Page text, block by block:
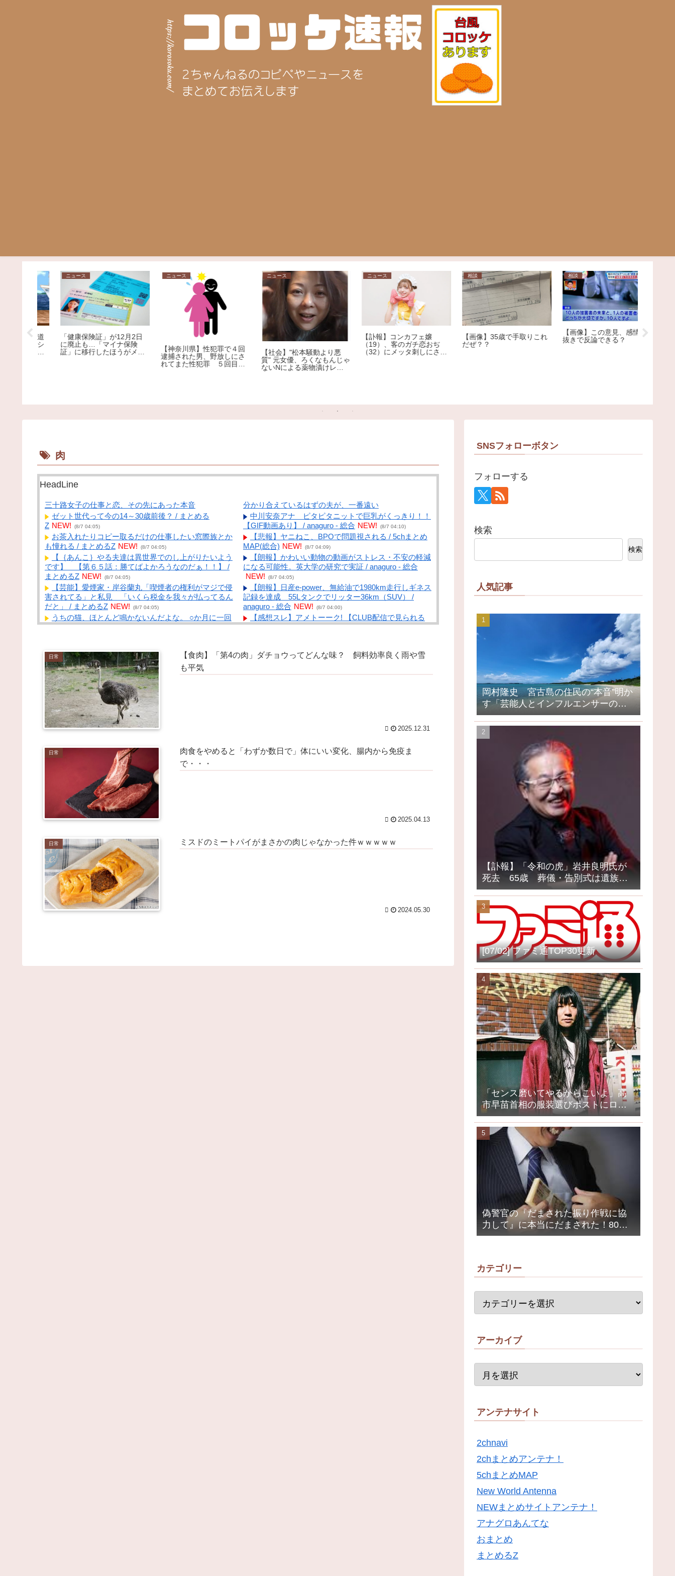
ニュース
【神奈川県】性犯罪で４回
逮捕された男、野放しにさ
ニュース
【社会】"松本騒動より悪
質" 元女優、ろくなもんじゃ
ないNによる薬物漬けレイ
ニュース
【訃報】コンカフェ嬢
（19）、客のガチ恋おぢ
（32）にメッタ刺しにされ
死亡
【画像】35歳で手取りこれ
だぜ？？
【画像】この意見、感情論
抜きで反論できる？
問題
「日本には二度と来たくな
男が確実
肉
HeadLine
三十路女子の仕事と恋、その先にあった本音
ゼット世代って今の14～30歳前後？ / まとめる
Z NEW! (8/7 04:05)
お茶入れたりコピー取るだけの仕事したい窓際族とか
も憧れる / まとめるZ NEW! (8/7 04:05)
【｛あんこ｝やる夫達は異世界でのし上がりたいよう
です】 【第６５話：勝てばよかろうなのだぁ！！】 /
まとめるZ NEW! (8/7 04:05)
【芸能】愛煙家・岸谷蘭丸「喫煙者の権利がマジで侵
害されてる」と私見 「いくら税金を我々が払ってるん
だと」 / まとめるZ NEW! (8/7 04:05)
うちの猫、ほとんど鳴かないんだよな。 ○か月に一回
くらいかな【再】 / まとめるZ NEW!
【画像】小倉ゆうかさん、グラビア電撃復帰で水着撮
影ｗｗｗｗｗｗ / NEWまとめサイトアンテナ！
(8/7 03:40)
【洋画】出演者を2名だけ挙げて何の映画が当てるト
ピ / NEWまとめサイトアンテナ！
【悲報】イオン、大行列ができる…一体何が起きてる
んだ？ｗｗｗｗ / NEWまとめサイトアンテナ！
(8/7 03:35)
遺症、ついに明かされ始める････！！ / NEWまとめサ
イトアンテナ！
NEW! (8/7 03:35)
陰謀論者と話せるようになるキーワード辞典つくろう
→ / VIP・ネタ・オールジャンル – New World
NEW! (8/7 03:27)
【画像】本田望結の妹、本田望結より実ってしまう /
2chまとめアンテナ！ (8/6 21:54)
【朗報】阪神の新外国人D.ガルシアさんOPS.966の
ww / 2chまとめアンテナ！ (8/6 21:54)
移民を過剰に問題視してる人ら一定数いるけどさ /
2chまとめアンテナ！ (8/6 21:54)
【悲報】韓国サッカー 国際試合で審判買収(性接待)
をしてた模様
wwwwwwwwwwwwwwwwwwwwwwwwwwwwwwwwww
wwwwwwwwwwwwwww / 2chまとめアンテナ！
21:54)
分かり合えているはずの夫が、一番遠い
中川安奈アナ ピタピタニットで巨乳がくっきり！！
【GIF動画あり】 / anaguro - 総合 NEW! (8/7 04:10)
【悲報】ヤニねこ、BPOで問題視される / 5chまとめ
MAP(総合) NEW! (8/7 04:09)
【朗報】かわいい動物の動画がストレス・不安の軽減
になる可能性。英大学の研究で実証 / anaguro - 総合
NEW!
(8/7 04:05)
【朗報】日産e-power、無給油で1980km走行しギネス
記録を達成 55Lタンクでリッター36km（SUV） /
anaguro - 総合 NEW! (8/7 04:00)
【感想スレ】アメトーーク! 【CLUB配信で見られる
懐かし回&傑作回】 / 5chまとめMAP(総合) NEW!
ww / 5chまとめMAP(総合) NEW! (8/7 03:31)
の愚策だ」と批判‼ / 5chまとめMAP(総合) NEW!
【財務省】エース級の財務官僚・一松旬氏が“異例転
めアンテナ NEW! (8/7 03:00)
がない」と逃げ、私を「モラハラ男」認定してキープ＆
人の信じられない所作…両手で1本ずつ箸を持ち、骨や
る・・・ / おまとめアンテナ
NEW!
【朗報】イギリス、タバコ販売禁止法案を可決
日常
【食肉】「第4の肉」ダチョウってどんな味？ 飼料効率良く雨や雪
も平気
2025.12.31
日常
肉食をやめると「わずか数日で」体にいい変化、腸内から免疫ま
で・・・
2025.04.13
日常 ミスドのミートパイがまさかの肉じゃなかった件ｗｗｗｗｗ
2024.05.30
SNSフォローボタン
フォローする
検索
検索
人気記事
岡村隆史 宮古島の住民の“本音”明か
す「芸能人とインフルエンサーの島
になってしまったって」
【訃報】「令和の虎」岩井良明氏が
死去 65歳 葬儀・告別式は遺族の
意向で密葬
[07/02] ファミ通TOP30更新
「センス磨いてやるからこいよ」高
市早苗首相の服装選びポストにロッ
クミュージシャンが激怒、ネット大
荒れ
偽警官の『だまされた振り作戦に協
力して』に本当にだまされた！80代
女性1200万円被害
カテゴリー
アーカイブ
アンテナサイト
2chnavi
2chまとめアンテナ！
5chまとめMAP
New World Antenna
NEWまとめサイトアンテナ！
アナグロあんてな
おまとめ
まとめるZ